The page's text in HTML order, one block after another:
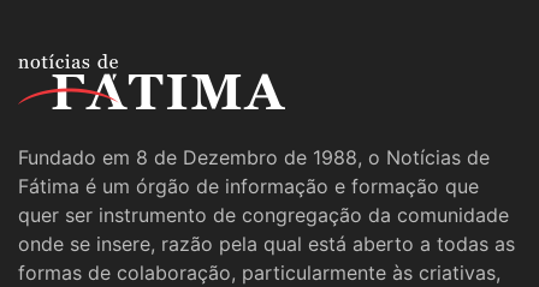
Fundado em 8 de Dezembro de 1988, o Notícias de
Fátima é um órgão de informação e formação que
quer ser instrumento de congregação da comunidade
onde se insere, razão pela qual está aberto a todas as
formas de colaboração, particularmente às criativas,